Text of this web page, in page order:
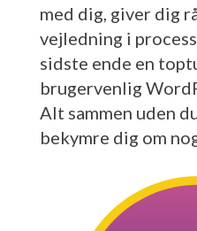
med dig, giver dig
vejledning i
sidste ende en
brugervenlig
Alt sammen uden
bekymre dig om